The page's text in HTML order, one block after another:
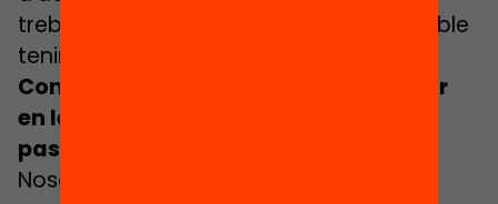
treballar per impulsar-lo. És imprescindible
tenir un objectiu i un horitzó comuns.
Com es motiva els infants a participar
en les activitats després que hagin
passat el dia a l’escola?
Nosaltres utilitzem passaports per